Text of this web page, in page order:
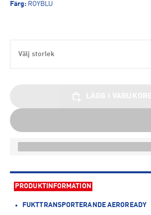
Färg: ROYBLU
Välj storlek
PRODUKTINFORMATION
FUKTTRANSPORTERANDE AEROREADY